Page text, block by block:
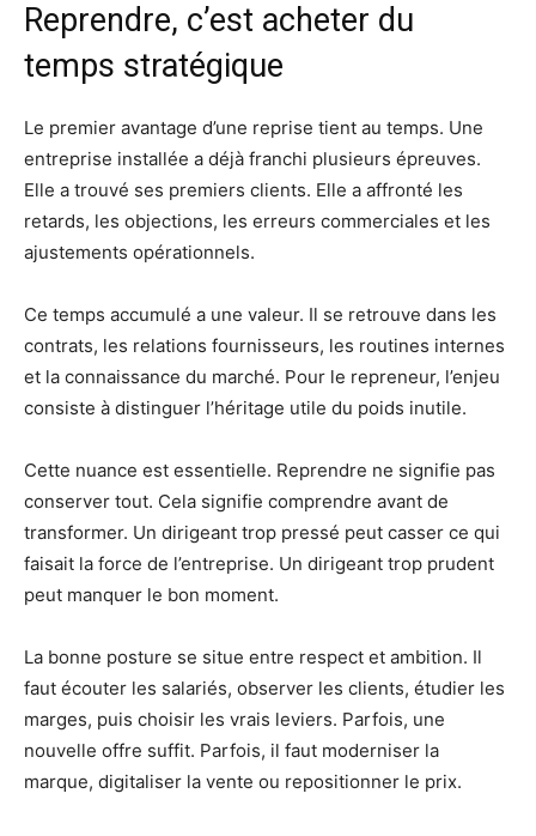
Reprendre, c’est acheter du
temps stratégique
Le premier avantage d’une reprise tient au temps. Une
entreprise installée a déjà franchi plusieurs épreuves.
Elle a trouvé ses premiers clients. Elle a affronté les
retards, les objections, les erreurs commerciales et les
ajustements opérationnels.
Ce temps accumulé a une valeur. Il se retrouve dans les
contrats, les relations fournisseurs, les routines internes
et la connaissance du marché. Pour le repreneur, l’enjeu
consiste à distinguer l’héritage utile du poids inutile.
Cette nuance est essentielle. Reprendre ne signifie pas
conserver tout. Cela signifie comprendre avant de
transformer. Un dirigeant trop pressé peut casser ce qui
faisait la force de l’entreprise. Un dirigeant trop prudent
peut manquer le bon moment.
La bonne posture se situe entre respect et ambition. Il
faut écouter les salariés, observer les clients, étudier les
marges, puis choisir les vrais leviers. Parfois, une
nouvelle offre suffit. Parfois, il faut moderniser la
marque, digitaliser la vente ou repositionner le prix.